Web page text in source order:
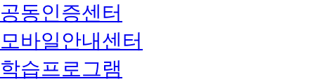
공동인증센터
모바일안내센터
학습프로그램